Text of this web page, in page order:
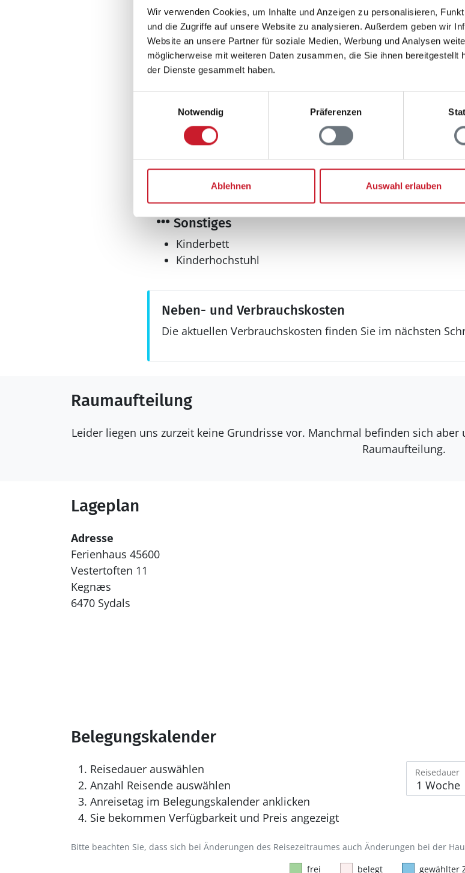
Wir verwenden Cookies, um Inhalte und Anzeigen zu personalisieren,
und die Zugriffe auf unsere Website zu analysieren. Außerdem geben wir
Website an unsere Partner für soziale Medien, Werbung und Analysen
möglicherweise mit weiteren Daten zusammen, die Sie ihnen bereitgestellt
der Dienste gesammelt haben.
Notwendig
Präferenzen
Ablehnen Auswahl erlauben
Kühl-
Bad
Anzahl Toiletten: 2
Waschmaschine
Multimedia
DVD-Player
Sonstiges
Kinderbett
Kinderhochstuhl
Neben- und Verbrauchskosten
Die aktuellen Verbrauchskosten finden Sie im nächsten
Raumaufteilung
Leider liegen uns zurzeit keine Grundrisse vor. Manchmal befinden sich
Raumaufteilung.
Lageplan
Adresse
Ferienhaus 45600
Vestertoften 11
Kegnæs
6470 Sydals
Belegungskalender
Reisedauer auswählen
Anzahl Reisende auswählen
Anreisetag im Belegungskalender anklicken
Sie bekommen Verfügbarkeit und Preis angezeigt
Reisedauer
Bitte beachten Sie, dass sich bei Änderungen des Reisezeitraumes auch Änderungen bei der
frei
belegt gewählter